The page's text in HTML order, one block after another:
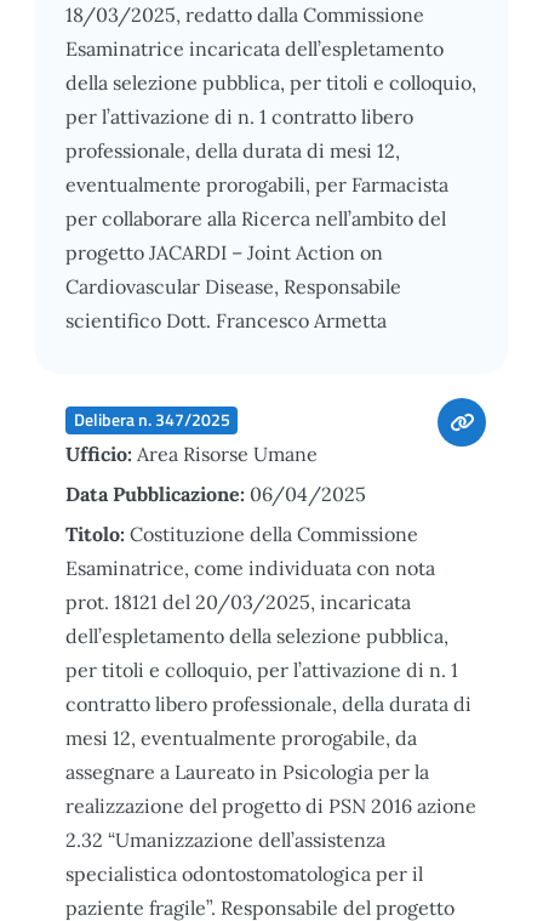
18/03/2025, redatto dalla Commissione
Esaminatrice incaricata dell’espletamento
della selezione pubblica, per titoli e colloquio,
per l’attivazione di n. 1 contratto libero
professionale, della durata di mesi 12,
eventualmente prorogabili, per Farmacista
per collaborare alla Ricerca nell’ambito del
progetto JACARDI – Joint Action on
Cardiovascular Disease, Responsabile
scientifico Dott. Francesco Armetta
Delibera n. 347/2025
Ufficio: Area Risorse Umane
Data Pubblicazione: 06/04/2025
Titolo: Costituzione della Commissione
Esaminatrice, come individuata con nota
prot. 18121 del 20/03/2025, incaricata
dell’espletamento della selezione pubblica,
per titoli e colloquio, per l’attivazione di n. 1
contratto libero professionale, della durata di
mesi 12, eventualmente prorogabile, da
assegnare a Laureato in Psicologia per la
realizzazione del progetto di PSN 2016 azione
2.32 “Umanizzazione dell’assistenza
specialistica odontostomatologica per il
paziente fragile”. Responsabile del progetto